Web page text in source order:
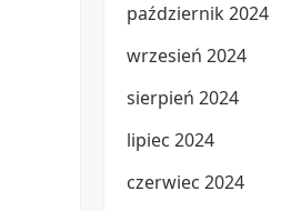
październik 2024
wrzesień 2024
sierpień 2024
lipiec 2024
czerwiec 2024